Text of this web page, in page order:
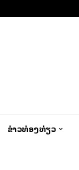
ຂ່າວທ່ອງທ່ຽວ